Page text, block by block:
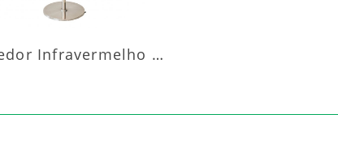
Aquecedor Infravermelho Coluna